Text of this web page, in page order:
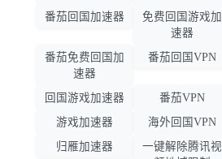
番茄回国加速器
免费回国游戏加
速器
番茄免费回国加
速器
番茄回国VPN
回国游戏加速器
番茄VPN
游戏加速器
海外回国VPN
归雁加速器
一键解除腾讯视